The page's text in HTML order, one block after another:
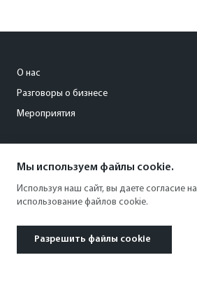
О нас
Разговоры о бизнесе
Мероприятия
+7 (351) 7000 188
Мы используем файлы cookie.
Используя наш сайт, вы даете согласие на
использование файлов cookie.
Разрешить файлы cookie